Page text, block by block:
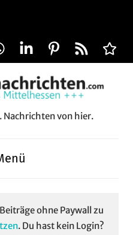
LinkedInPinterest
RSS-
Feed
Alle
Nachrichten von hier.
ohne Paywall zu
. Du hast kein Login?